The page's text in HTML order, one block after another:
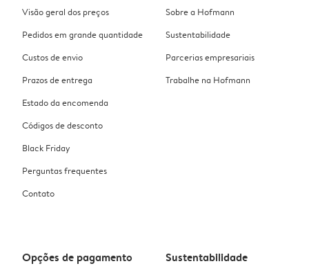
Visão geral dos preços
Pedidos em grande quantidade
Custos de envio
Prazos de entrega
Estado da encomenda
Códigos de desconto
Black Friday
Perguntas frequentes
Contato
Sobre a Hofmann
Sustentabilidade
Parcerias empresariais
Trabalhe na Hofmann
Opções de pagamento Sustentabilidade